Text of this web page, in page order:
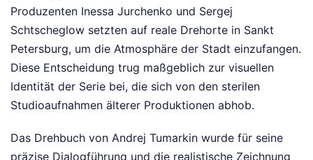
Produzenten Inessa Jurchenko und Sergej
Schtscheglow setzten auf reale Drehorte in Sankt
Petersburg, um die Atmosphäre der Stadt einzufangen.
Diese Entscheidung trug maßgeblich zur visuellen
Identität der Serie bei, die sich von den sterilen
Studioaufnahmen älterer Produktionen abhob.
Das Drehbuch von Andrej Tumarkin wurde für seine
präzise Dialogführung und die realistische Zeichnung